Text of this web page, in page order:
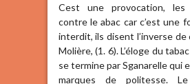
Cest une provocation,
contre le abac car c’est une
interdit, ils disent l’inverse de
Molière, (1. 6). L’éloge du
se termine par Sganarelle qui
marques de politesse.